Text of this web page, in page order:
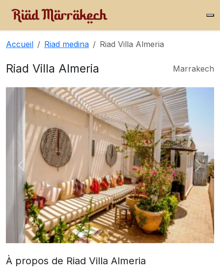
Accueil Riad medina Riad Villa Almeria
Riad Villa Almeria Marrakech
À propos de Riad Villa Almeria